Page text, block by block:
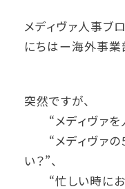
メディヴァ人事ブ
にちはー海外事業
突然ですが、
“メディヴァを
“メディヴァの
い？”、
“忙しい時にお